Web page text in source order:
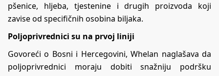
pšenice, hljeba, tjestenine i drugih proizvoda koji
zavise od specifičnih osobina biljaka.
Poljoprivrednici su na prvoj liniji
Govoreći o Bosni i Hercegovini, Whelan naglašava da
poljoprivrednici moraju dobiti snažniju podršku